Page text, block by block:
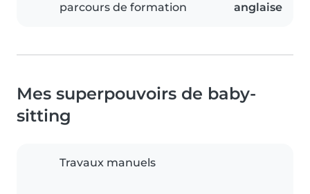
parcours de formation
anglaise
Mes superpouvoirs de baby-
sitting
Travaux manuels